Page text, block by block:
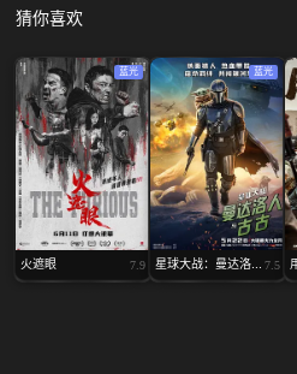
猜你喜欢
蓝光
火遮眼 7.9
蓝光
星球大战：曼达洛... 7.5